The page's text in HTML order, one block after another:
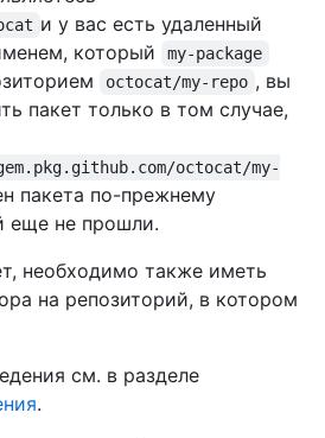
и у вас есть удаленный
который
my-package
octocat/my-repo , вы
пакет только в том случае,
octocat/my-
пакета по-прежнему
еще не прошли.
необходимо также иметь
на репозиторий, в котором
см. в разделе
.